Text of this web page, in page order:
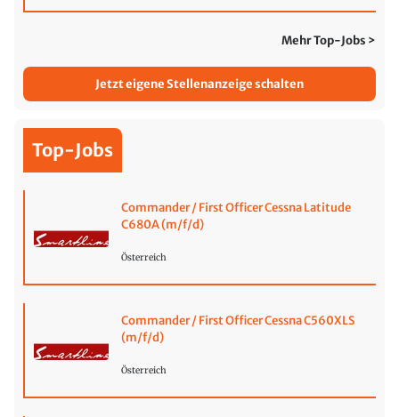
Mehr Top-Jobs >
Jetzt eigene Stellenanzeige schalten
Top-Jobs
Commander / First Officer Cessna Latitude
C680A (m/f/d)
Österreich
Commander / First Officer Cessna C560XLS
(m/f/d)
Österreich